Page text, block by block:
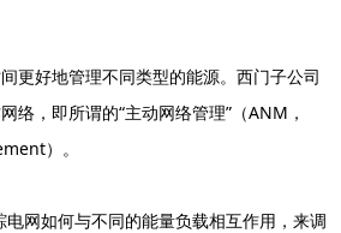
更好地管理不同类型的能源。西门子公司
络，即所谓的“主动网络管理”（ANM，
）。
网如何与不同的能量负载相互作用，来调